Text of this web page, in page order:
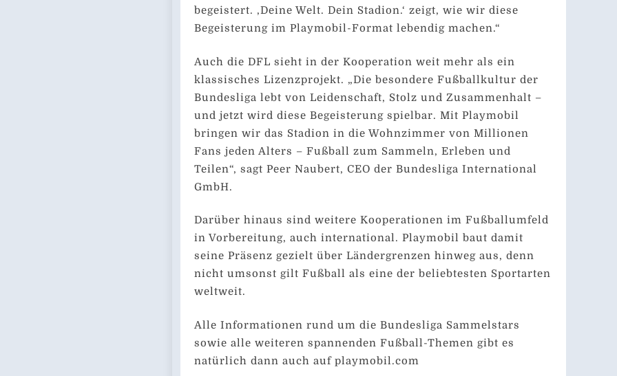
begeistert. ‚Deine Welt. Dein Stadion.‘ zeigt, wie wir diese
Begeisterung im Playmobil-Format lebendig machen.“
Auch die DFL sieht in der Kooperation weit mehr als ein
klassisches Lizenzprojekt. „Die besondere Fußballkultur der
Bundesliga lebt von Leidenschaft, Stolz und Zusammenhalt –
und jetzt wird diese Begeisterung spielbar. Mit Playmobil
bringen wir das Stadion in die Wohnzimmer von Millionen
Fans jeden Alters – Fußball zum Sammeln, Erleben und
Teilen“, sagt Peer Naubert, CEO der Bundesliga International
GmbH.
Darüber hinaus sind weitere Kooperationen im Fußballumfeld
in Vorbereitung, auch international. Playmobil baut damit
seine Präsenz gezielt über Ländergrenzen hinweg aus, denn
nicht umsonst gilt Fußball als eine der beliebtesten Sportarten
weltweit.
Alle Informationen rund um die Bundesliga Sammelstars
sowie alle weiteren spannenden Fußball-Themen gibt es
natürlich dann auch auf playmobil.com